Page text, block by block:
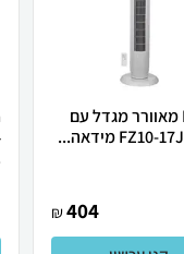
Midea מאוורר מגדל עם
404
₪